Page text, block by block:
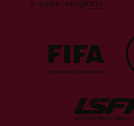
E-pasts: info@lff.lv